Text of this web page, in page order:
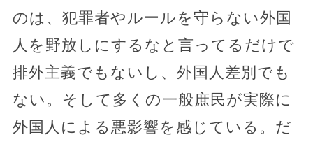
のは、犯罪者やルールを守らない外国
人を野放しにするなと言ってるだけで
排外主義でもないし、外国人差別でも
ない。そして多くの一般庶民が実際に
外国人による悪影響を感じている。だ